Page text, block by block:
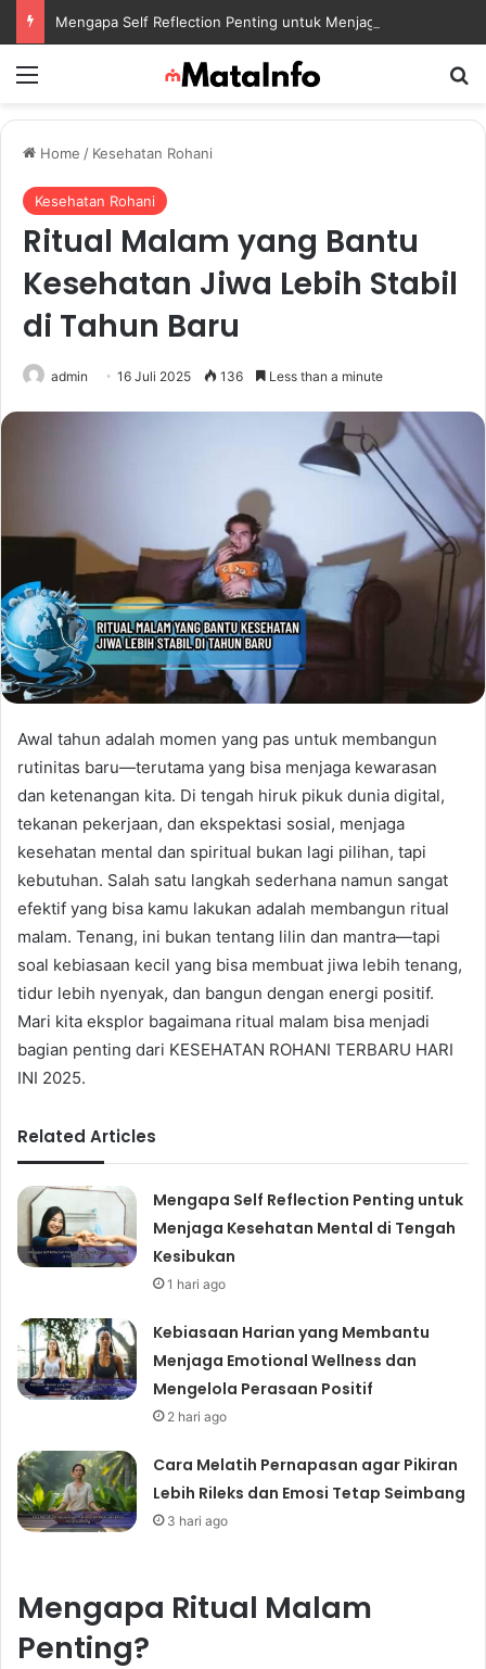
Home / Kesehatan Rohani
Kesehatan Rohani
Ritual Malam yang Bantu
Kesehatan Jiwa Lebih Stabil
di Tahun Baru
admin 16 Juli 2025 136 Less than a minute
Awal tahun adalah momen yang pas untuk membangun
rutinitas baru—terutama yang bisa menjaga kewarasan
dan ketenangan kita. Di tengah hiruk pikuk dunia digital,
tekanan pekerjaan, dan ekspektasi sosial, menjaga
kesehatan mental dan spiritual bukan lagi pilihan, tapi
kebutuhan. Salah satu langkah sederhana namun sangat
efektif yang bisa kamu lakukan adalah membangun ritual
malam. Tenang, ini bukan tentang lilin dan mantra—tapi
soal kebiasaan kecil yang bisa membuat jiwa lebih tenang,
tidur lebih nyenyak, dan bangun dengan energi positif.
Mari kita eksplor bagaimana ritual malam bisa menjadi
bagian penting dari KESEHATAN ROHANI TERBARU HARI
INI 2025.
Related Articles
Mengapa Self Reflection Penting untuk
Menjaga Kesehatan Mental di Tengah
Kesibukan
1 hari ago
Kebiasaan Harian yang Membantu
Menjaga Emotional Wellness dan
Mengelola Perasaan Positif
2 hari ago
Cara Melatih Pernapasan agar Pikiran
Lebih Rileks dan Emosi Tetap Seimbang
3 hari ago
Mengapa Ritual Malam
Penting?